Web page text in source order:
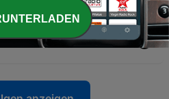
des sables